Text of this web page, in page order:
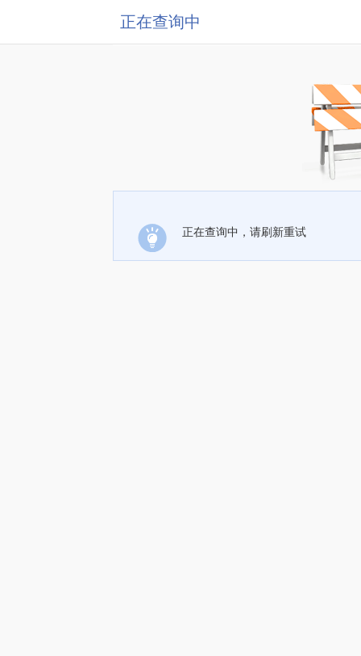
正在查询中
正在查询中，请刷新重试